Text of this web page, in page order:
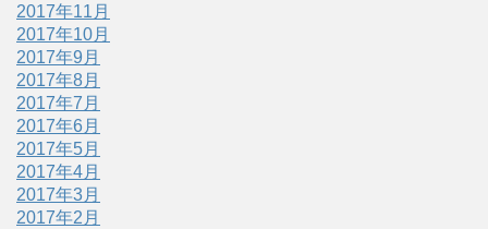
2017年11月
2017年10月
2017年9月
2017年8月
2017年7月
2017年6月
2017年5月
2017年4月
2017年3月
2017年2月